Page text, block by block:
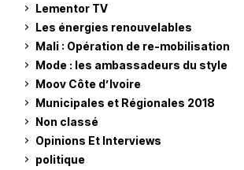
Lementor TV
Les énergies renouvelables
Mali : Opération de re-mobilisation
Mode : les ambassadeurs du style
Moov Côte d’Ivoire
Municipales et Régionales 2018
Non classé
Opinions Et Interviews
politique